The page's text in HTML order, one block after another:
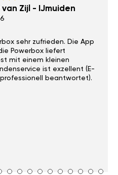
Zijl - IJmuiden
sehr zufrieden. Die App
Powerbox liefert
mit einem kleinen
ist exzellent (E-
beantwortet).